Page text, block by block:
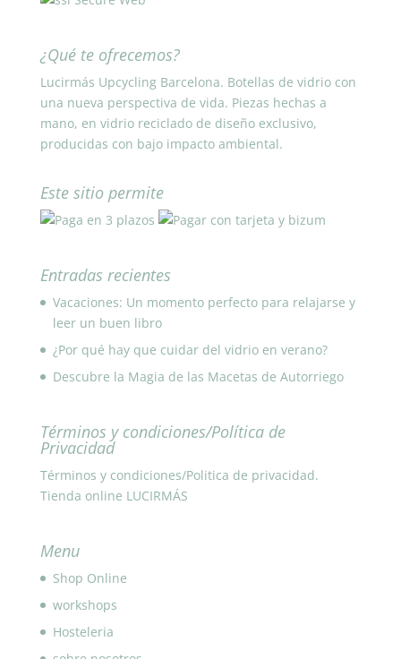
¿Qué te ofrecemos?
Lucirmás Upcycling Barcelona. Botellas de vidrio con
una nueva perspectiva de vida. Piezas hechas a
mano, en vidrio reciclado de diseño exclusivo,
producidas con bajo impacto ambiental.
Este sitio permite
Entradas recientes
Vacaciones: Un momento perfecto para relajarse y
leer un buen libro
¿Por qué hay que cuidar del vidrio en verano?
Descubre la Magia de las Macetas de Autorriego
Términos y condiciones/Política de
Privacidad
Términos y condiciones/Politica de privacidad.
Tienda online LUCIRMÁS
Menu
Shop Online
workshops
Hosteleria